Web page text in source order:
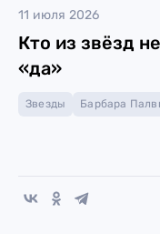
11 июля 2026
Кто из звёзд
«да»
Звезды Барбара